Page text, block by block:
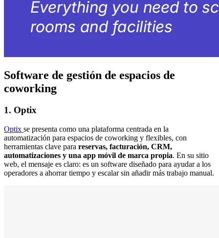
Software de gestión de espacios de
coworking
1. Optix
Optix se presenta como una plataforma centrada en la
automatización para espacios de coworking y flexibles, con
herramientas clave para reservas, facturación, CRM,
automatizaciones y una app móvil de marca propia. En su sitio
web, el mensaje es claro: es un software diseñado para ayudar a los
operadores a ahorrar tiempo y escalar sin añadir más trabajo manual.